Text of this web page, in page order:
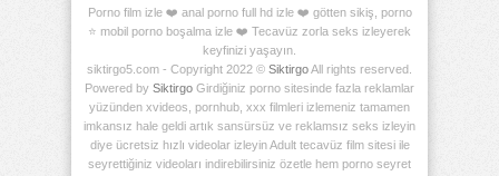
Porno film izle ❤️ anal porno full hd izle ❤️ götten sikiş, porno
⭐ mobil porno boşalma izle ❤️ Tecavüz zorla seks izleyerek
keyfinizi yaşayın.
siktirgo5.com - Copyright 2022 © SiktirgoAll rights reserved.
Powered by Siktirgo Girdiğiniz porno sitesinde fazla reklamlar
yüzünden xvideos, pornhub, xxx filmleri izlemeniz tamamen
imkansız hale geldi artık sansürsüz ve reklamsız seks izleyin
diye ücretsiz hızlı videolar izleyin Adult tecavüz film sitesi ile
seyrettiğiniz videoları indirebilirsiniz özetle hem porno seyret